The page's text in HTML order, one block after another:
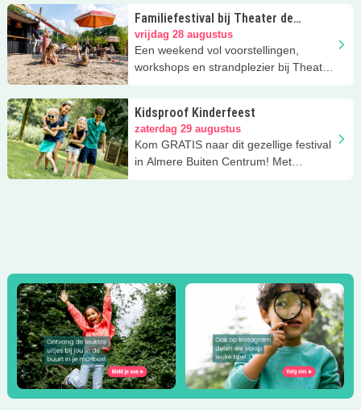
Familiefestival bij Theater de
Kamers
vrijdag 28 augustus
Een weekend vol voorstellingen,
workshops en strandplezier bij Theater
Kidsproof Kinderfeest
zaterdag 29 augustus
Kom GRATIS naar dit gezellige festival
in Almere Buiten Centrum! Met